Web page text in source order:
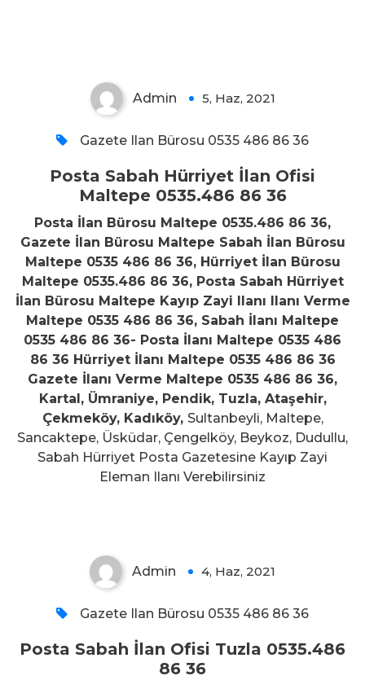
Admin 5, Haz, 2021
Gazete Ilan Bürosu 0535 486 86 36
Posta Sabah Hürriyet İlan Ofisi
Maltepe 0535.486 86 36
Posta İlan Bürosu Maltepe 0535.486 86 36,
Gazete İlan Bürosu Maltepe Sabah İlan Bürosu
Maltepe 0535 486 86 36, Hürriyet İlan Bürosu
Maltepe 0535.486 86 36, Posta Sabah Hürriyet
İlan Bürosu Maltepe Kayıp Zayi Ilanı Ilanı Verme
Maltepe 0535 486 86 36, Sabah İlanı Maltepe
0535 486 86 36- Posta İlanı Maltepe 0535 486
86 36 Hürriyet İlanı Maltepe 0535 486 86 36
Gazete İlanı Verme Maltepe 0535 486 86 36,
Kartal, Ümraniye, Pendik, Tuzla, Ataşehir,
Çekmeköy, Kadıköy, Sultanbeyli, Maltepe,
Sancaktepe, Üsküdar, Çengelköy, Beykoz, Dudullu,
Sabah Hürriyet Posta Gazetesine Kayıp Zayi
Eleman Ilanı Verebilirsiniz
Posta Sabah İlan Ofisi Tuzla
Admin 4, Haz, 2021
Gazete Ilan Bürosu 0535 486 86 36
Posta Sabah İlan Ofisi Tuzla 0535.486
86 36